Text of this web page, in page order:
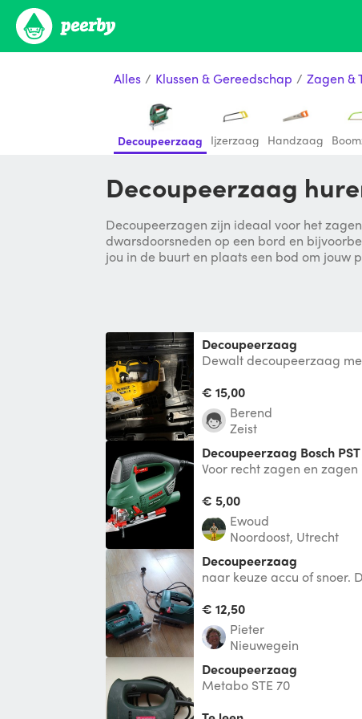
Alles / Klussen & Gereedschap / Zagen &
Decoupeerzaag Ijzerzaag Handzaag
Decoupeerzaag
Decoupeerzagen zijn ideaal voor het
dwarsdoorsneden op een bord en
jou in de buurt en plaats een bod om jouw
Decoupeerzaag
Dewalt decoupeerzaag
€ 15,00
Berend
Zeist
Decoupeerzaag Bosch
Voor recht zagen en
€ 5,00
Ewoud
Noordoost, Utrecht
Decoupeerzaag
naar keuze accu of snoer.
€ 12,50
Pieter
Nieuwegein
Decoupeerzaag
Metabo STE 70